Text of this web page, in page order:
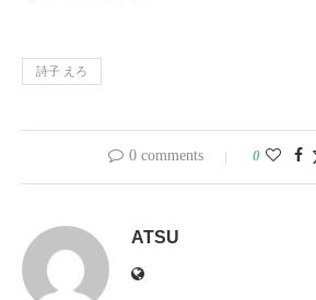
詩子 えろ
0 comments 0
ATSU